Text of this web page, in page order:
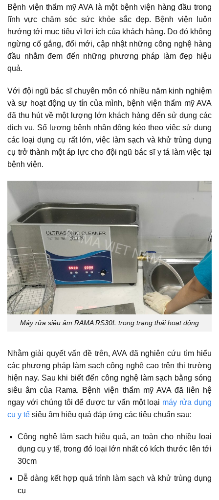
Bệnh viện thẩm mỹ AVA là một bệnh viện hàng đầu trong
lĩnh vực chăm sóc sức khỏe sắc đẹp. Bệnh viện luôn
hướng tới mục tiêu vì lợi ích của khách hàng. Do đó không
ngừng cố gắng, đổi mới, cập nhật những công nghệ hàng
đầu nhằm đem đến những phương pháp làm đẹp hiệu
quả.
Với đội ngũ bác sĩ chuyên môn có nhiều năm kinh nghiệm
và sự hoạt động uy tín của mình, bệnh viện thẩm mỹ AVA
đã thu hút về một lượng lớn khách hàng đến sử dụng các
dịch vụ. Số lượng bệnh nhân đông kéo theo việc sử dụng
các loại dụng cụ rất lớn, việc làm sạch và khử trùng dụng
cụ trở thành một áp lực cho đội ngũ bác sĩ y tá làm việc tại
bệnh viện.
Máy rửa siêu âm RAMA RS30L trong trạng thái hoạt động
Nhằm giải quyết vấn đề trên, AVA đã nghiên cứu tìm hiểu
các phương pháp làm sạch công nghệ cao trên thị trường
hiện nay. Sau khi biết đến công nghệ làm sạch bằng sóng
siêu âm của Rama. Bệnh viện thẩm mỹ AVA đã liên hệ
ngay với chúng tôi để được tư vấn một loại máy rửa dụng
cụ y tế siêu âm hiệu quả đáp ứng các tiêu chuẩn sau:
Công nghệ làm sạch hiệu quả, an toàn cho nhiều loại
dụng cụ y tế, trong đó loại lớn nhất có kích thước lên tới
30cm
Dễ dàng kết hợp quá trình làm sạch và khử trùng dụng
cụ